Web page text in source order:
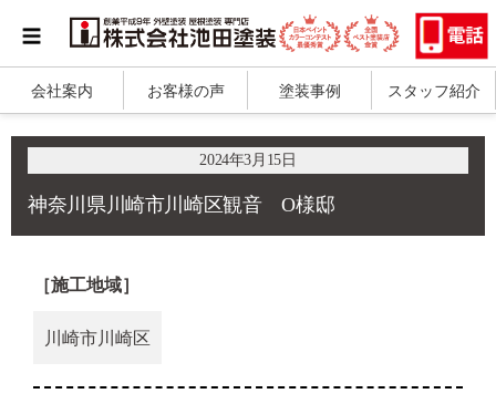
会社案内 お客様の声 塗装事例 スタッフ紹介
2024年3月15日
神奈川県川崎市川崎区観音 O様邸
［施工地域］
川崎市川崎区